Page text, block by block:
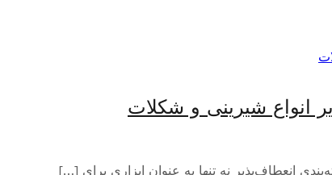
انواع شیرینی و شکلات
انعطاف‌پذیر نه تنها به عنوان ابزاری برای […]